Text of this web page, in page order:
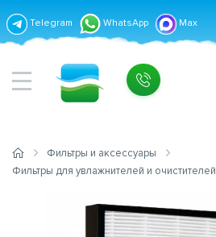
Telegram WhatsApp Max
Фильтры и аксессуары
Фильтры для увлажнителей и очистителей